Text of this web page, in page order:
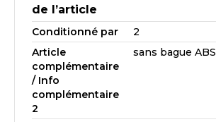
de l’article
Conditionné par
2
Article
complémentaire
/ Info
complémentaire
2
sans bague ABS